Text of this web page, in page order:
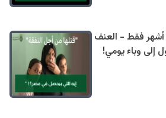
صادم: 128 جريمة في 3 أشهر فقط - العنف
إلى وباء يومي!